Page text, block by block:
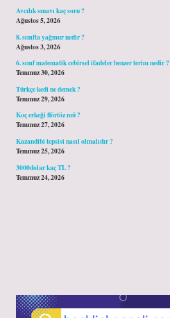
Avcılık sınavı kaç soru ?
Ağustos 5, 2026
8. sınıfta yağmur nedir ?
Ağustos 3, 2026
6. sınıf matematik cebirsel ifadeler benzer terim nedir ?
Temmuz 30, 2026
Türkçe kedi ne demek ?
Temmuz 29, 2026
Koç erkeği flörtöz mü ?
Temmuz 27, 2026
Kazandibi tepsisi nasıl olmalıdır ?
Temmuz 25, 2026
3000dolar kaç TL ?
Temmuz 24, 2026